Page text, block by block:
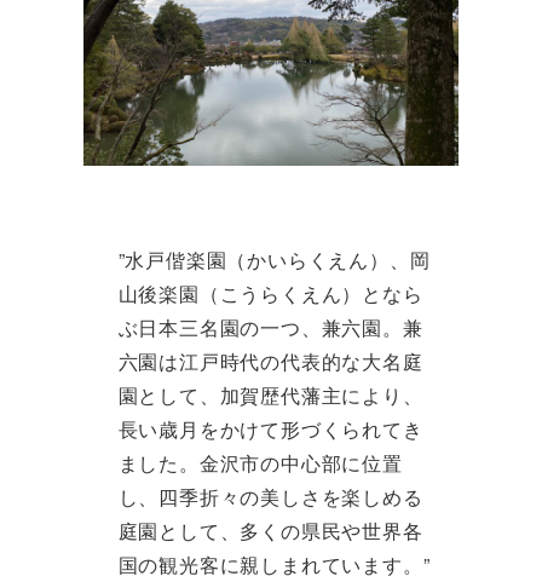
”水戸偕楽園（かいらくえん）、岡
山後楽園（こうらくえん）となら
ぶ日本三名園の一つ、兼六園。兼
六園は江戸時代の代表的な大名庭
園として、加賀歴代藩主により、
長い歳月をかけて形づくられてき
ました。金沢市の中心部に位置
し、四季折々の美しさを楽しめる
庭園として、多くの県民や世界各
国の観光客に親しまれています。”